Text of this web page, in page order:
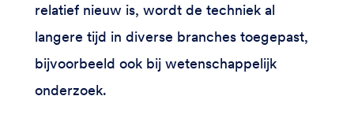
relatief nieuw is, wordt de techniek al
langere tijd in diverse branches toegepast,
bijvoorbeeld ook bij wetenschappelijk
onderzoek.